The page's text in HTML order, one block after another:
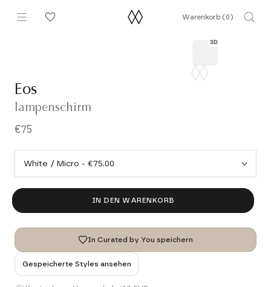
Warenkorb (0)
Eos
lampenschirm
€75
IN DEN WARENKORB
In Curated by You speichern
Gespeicherte Styles ansehen